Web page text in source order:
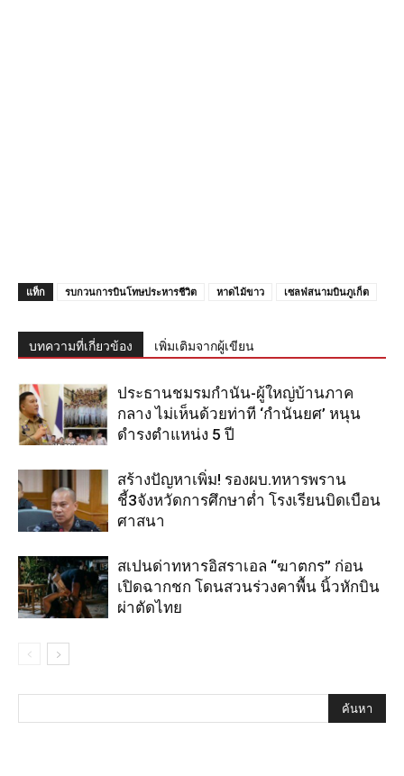
แท็ก รบกวนการบินโทษประหารชีวิต หาดไม้ขาว เซลฟ่สนามบินภูเก็ต
บทความที่เกี่ยวข้อง เพิ่มเติมจากผู้เขียน
ประธานชมรมกำนัน-ผู้ใหญ่บ้านภาค
กลาง ไม่เห็นด้วยท่าที ‘กำนันยศ’ หนุน
ดำรงตำแหน่ง 5 ปี
สร้างปัญหาเพิ่ม! รองผบ.ทหารพราน
ชี้3จังหวัดการศึกษาต่ำ โรงเรียนบิดเบือน
ศาสนา
สเปนด่าทหารอิสราเอล “ฆาตกร” ก่อน
เปิดฉากชก โดนสวนร่วงคาพื้น นิ้วหักบิน
ผ่าตัดไทย